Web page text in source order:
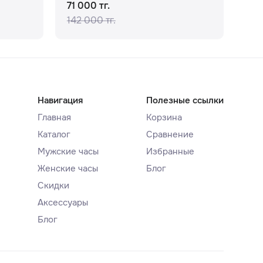
71 000 тг.
142 000 тг.
Навигация
Главная
Каталог
Мужские часы
Женские часы
Скидки
Аксессуары
Блог
Полезные ссылки
Корзина
Сравнение
Избранные
Блог